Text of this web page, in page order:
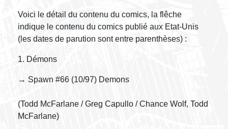
Voici le détail du contenu du comics, la flêche
indique le contenu du comics publié aux Etat-Unis
(les dates de parution sont entre parenthèses) :
1. Démons
→ Spawn #66 (10/97) Demons
(Todd McFarlane / Greg Capullo / Chance Wolf, Todd
McFarlane)